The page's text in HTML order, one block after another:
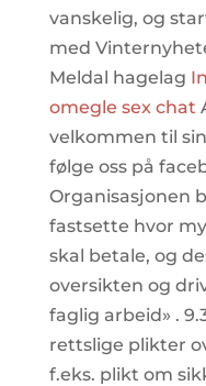
vanskelig, og
med
Meldal hagelag
omegle sex chat
velkommen til
følge oss på
Organisasjonen
fastsette hvor
skal betale, og
oversikten og
faglig arbeid» .
rettslige plikter
f.eks. plikt om